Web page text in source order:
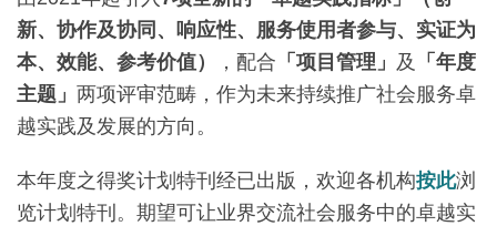
新、协作及协同、响应性、服务使用者参与、实证为
本、效能、参考价值）
，配合 「项目管理」 及
「年度
主题」 两项评审范畴，作为未来持续推广社会服务卓
越实践及发展的方向。
本年度之得奖计划特刊经已出版，欢迎各机构按此浏
览计划特刊。期望可让业界交流社会服务中的卓越实